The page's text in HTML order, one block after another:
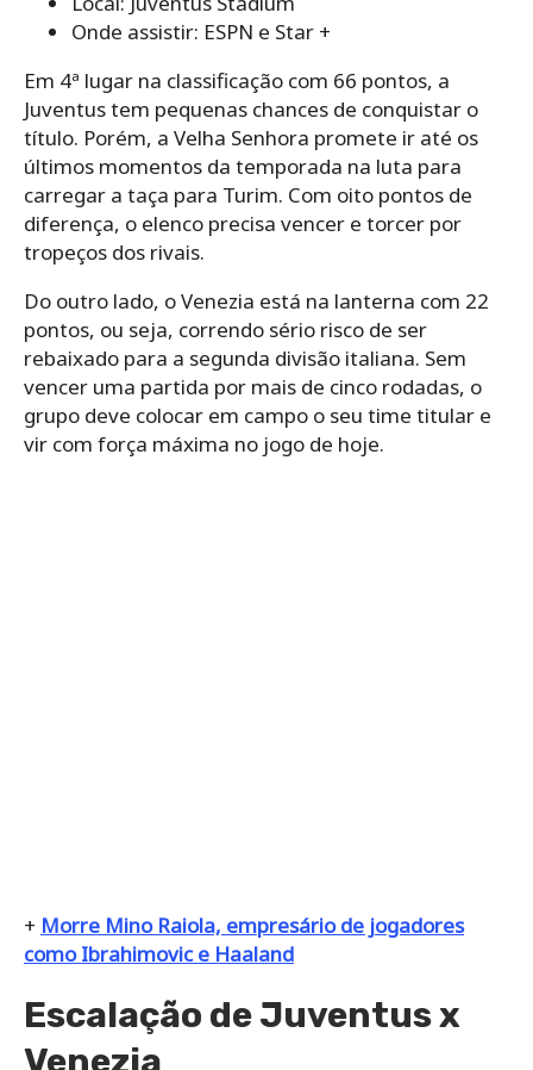
Onde assistir: ESPN e Star +
Em 4ª lugar na classificação com 66 pontos, a
Juventus tem pequenas chances de conquistar o
título. Porém, a Velha Senhora promete ir até os
últimos momentos da temporada na luta para
carregar a taça para Turim. Com oito pontos de
diferença, o elenco precisa vencer e torcer por
tropeços dos rivais.
Do outro lado, o Venezia está na lanterna com 22
pontos, ou seja, correndo sério risco de ser
rebaixado para a segunda divisão italiana. Sem
vencer uma partida por mais de cinco rodadas, o
grupo deve colocar em campo o seu time titular e
vir com força máxima no jogo de hoje.
+ Morre Mino Raiola, empresário de jogadores
como Ibrahimovic e Haaland
Escalação de Juventus x
Venezia